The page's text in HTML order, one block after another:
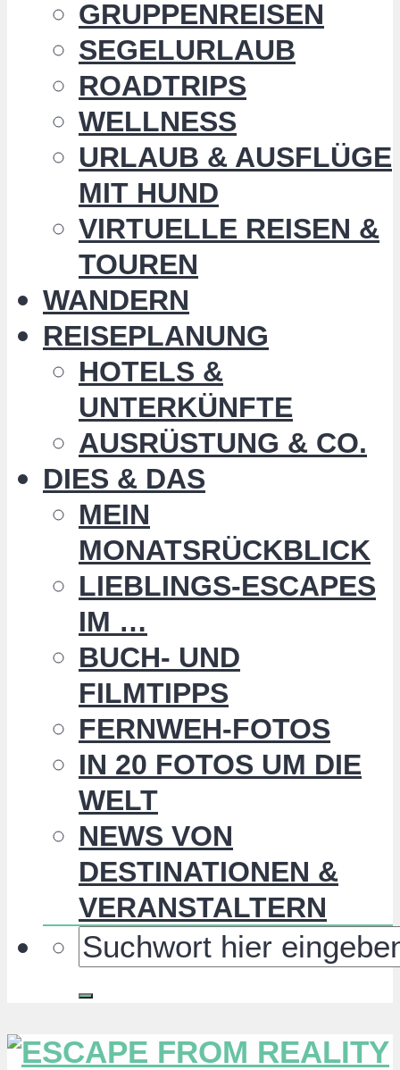
GRUPPENREISEN
SEGELURLAUB
ROADTRIPS
WELLNESS
URLAUB & AUSFLÜGE
MIT HUND
VIRTUELLE REISEN &
TOUREN
WANDERN
REISEPLANUNG
HOTELS &
UNTERKÜNFTE
AUSRÜSTUNG & CO.
DIES & DAS
MEIN
MONATSRÜCKBLICK
LIEBLINGS-ESCAPES
IM …
BUCH- UND
FILMTIPPS
FERNWEH-FOTOS
IN 20 FOTOS UM DIE
WELT
NEWS VON
DESTINATIONEN &
VERANSTALTERN